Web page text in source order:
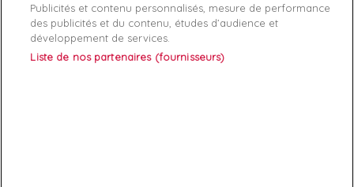
ABONNEZ-VOUS
Publicités et contenu personnalisés, mesure de performance
des publicités et du contenu, études d’audience et
développement de services.
Liste de nos partenaires (fournisseurs)